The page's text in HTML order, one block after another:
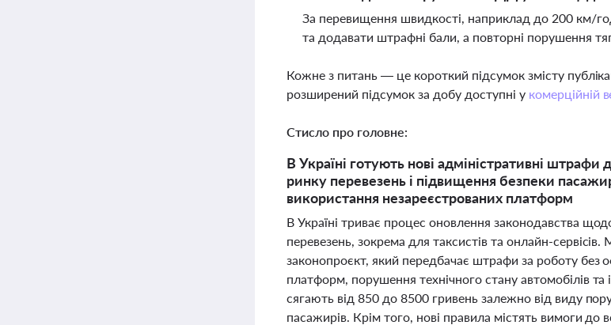
За перевищення швидкості, наприклад до 200 км/
та додавати штрафні бали, а повторні порушення
Кожне з питань — це короткий підсумок змісту
розширений підсумок за добу доступні у комерційній
Стисло про головне:
В Україні готують нові адміністративні штрафи
ринку перевезень і підвищення безпеки
використання незареєстрованих платформ
В Україні триває процес оновлення законодавства
перевезень, зокрема для таксистів та онлайн-
законопроєкт, який передбачає штрафи за роботу без
платформ, порушення технічного стану автомобілів
сягають від 850 до 8500 гривень залежно від виду
пасажирів. Крім того, нові правила містять вимоги до